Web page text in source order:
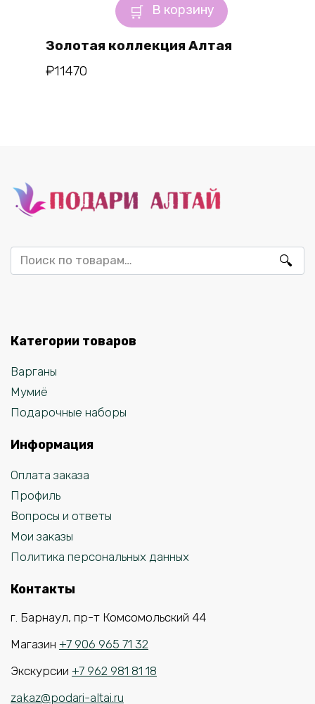
В корзину
Золотая коллекция Алтая
₽11470
Искать:
Категории товаров
Варганы
Мумиё
Подарочные наборы
Информация
Оплата заказа
Профиль
Вопросы и ответы
Мои заказы
Политика персональных данных
Контакты
г. Барнаул, пр-т Комсомольский 44
Магазин +7 906 965 71 32
Экскурсии +7 962 981 81 18
zakaz@podari-altai.ru